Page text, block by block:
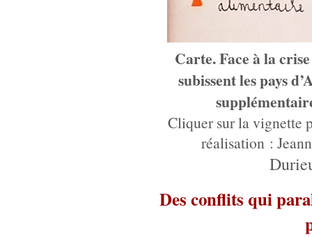
Carte. Face à la
subissent les pays
Cliquer sur la vignette
réalisation :
Des conflits qui